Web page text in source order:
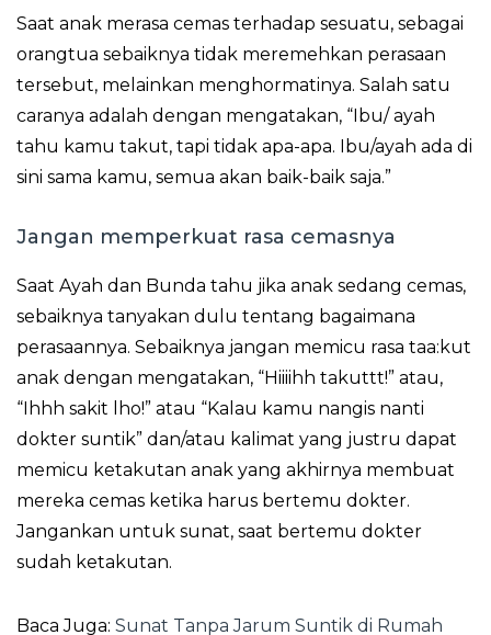
Saat anak merasa cemas terhadap sesuatu, sebagai
orangtua sebaiknya tidak meremehkan perasaan
tersebut, melainkan menghormatinya. Salah satu
caranya adalah dengan mengatakan, “Ibu/ ayah
tahu kamu takut, tapi tidak apa-apa. Ibu/ayah ada di
sini sama kamu, semua akan baik-baik saja.”
Jangan memperkuat rasa cemasnya
Saat Ayah dan Bunda tahu jika anak sedang cemas,
sebaiknya tanyakan dulu tentang bagaimana
perasaannya. Sebaiknya jangan memicu rasa taa:kut
anak dengan mengatakan, “Hiiiihh takuttt!” atau,
“Ihhh sakit lho!” atau “Kalau kamu nangis nanti
dokter suntik” dan/atau kalimat yang justru dapat
memicu ketakutan anak yang akhirnya membuat
mereka cemas ketika harus bertemu dokter.
Jangankan untuk sunat, saat bertemu dokter
sudah ketakutan.
Baca Juga: Sunat Tanpa Jarum Suntik di Rumah